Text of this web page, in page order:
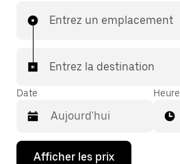
Entrez un emplacement
Entrez la destination
Date
Appuyez
Heure
Afficher les prix